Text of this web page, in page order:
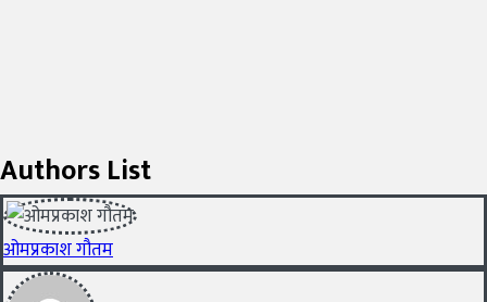
Authors List
ओमप्रकाश गौतम